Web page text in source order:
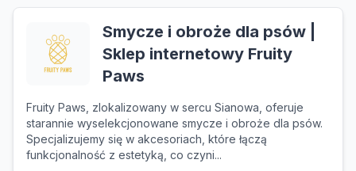
Smycze i obroże dla psów |
Sklep internetowy Fruity
Paws
Fruity Paws, zlokalizowany w sercu Sianowa, oferuje
starannie wyselekcjonowane smycze i obroże dla psów.
Specjalizujemy się w akcesoriach, które łączą
funkcjonalność z estetyką, co czyni...